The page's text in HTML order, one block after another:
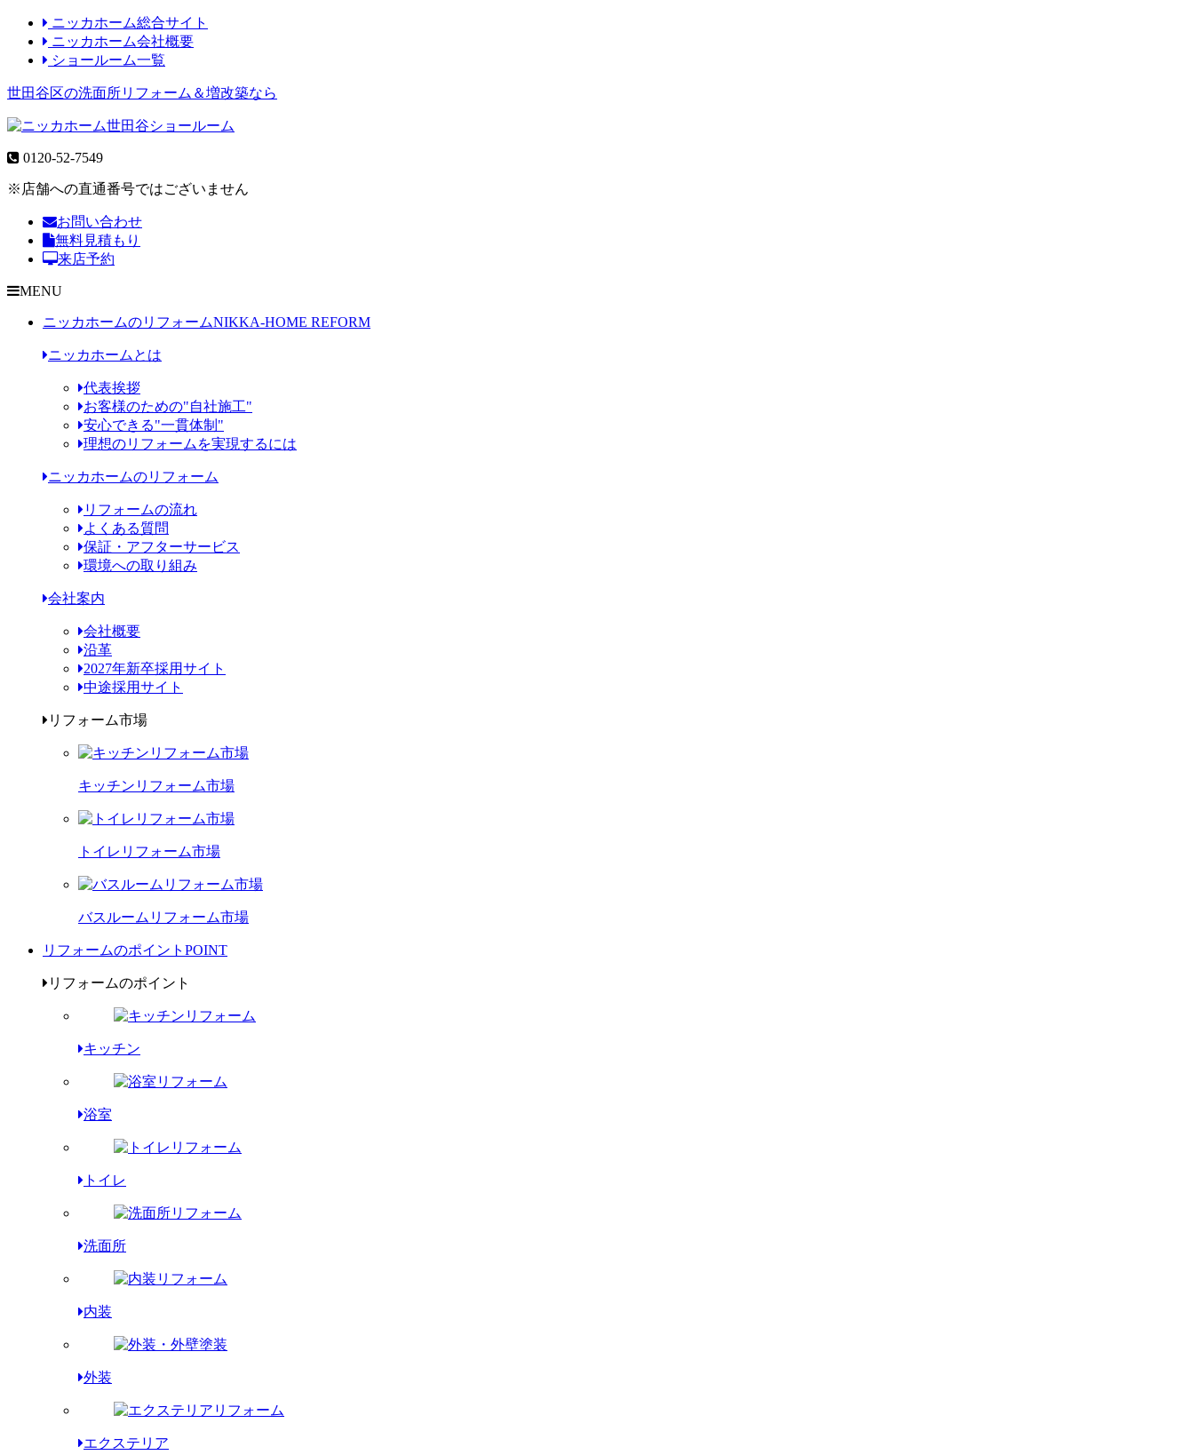
ニッカホーム総合サイト
ニッカホーム会社概要
ショールーム一覧
世田谷区の洗面所リフォーム＆増改築なら
0120-52-7549
※店舗への直通番号ではございません
お問い合わせ
無料見積もり
来店予約
MENU
ニッカホームのリフォームNIKKA-HOME REFORM
ニッカホームとは
代表挨拶
お客様のための"自社施工"
安心できる"一貫体制"
理想のリフォームを実現するには
ニッカホームのリフォーム
リフォームの流れ
よくある質問
保証・アフターサービス
環境への取り組み
会社案内
会社概要
沿革
2027年新卒採用サイト
中途採用サイト
リフォーム市場
キッチンリフォーム市場
トイレリフォーム市場
バスルームリフォーム市場
リフォームのポイント POINT
リフォームのポイント
キッチン
浴室
トイレ
洗面所
内装
外装
エクステリア